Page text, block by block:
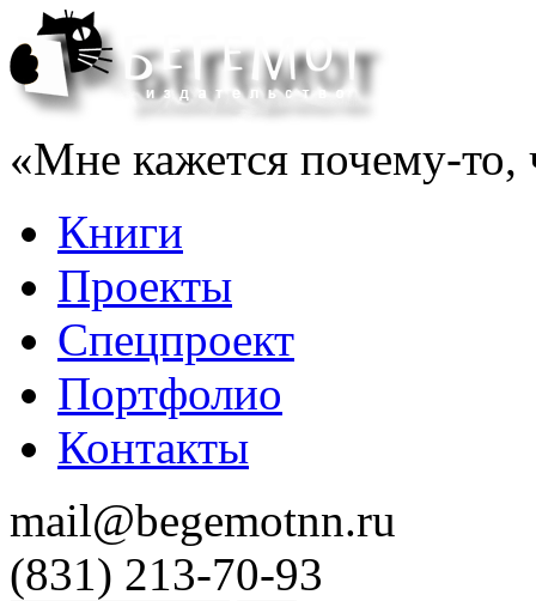
«Мне кажется почему-то,
Книги
Проекты
Спецпроект
Портфолио
Контакты
mail@begemotnn.ru
(831) 213-70-93